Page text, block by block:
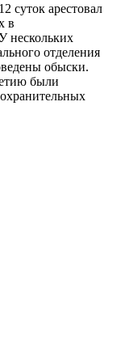
суток арестовал
в
нескольких
отделения
обыски.
были